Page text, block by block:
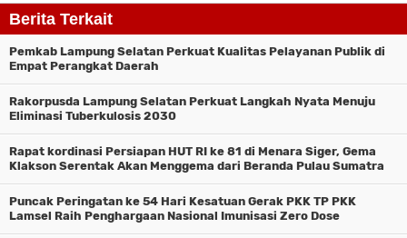
Berita Terkait
Pemkab Lampung Selatan Perkuat Kualitas Pelayanan Publik di
Empat Perangkat Daerah
Rakorpusda Lampung Selatan Perkuat Langkah Nyata Menuju
Eliminasi Tuberkulosis 2030
Rapat kordinasi Persiapan HUT RI ke 81 di Menara Siger, Gema
Klakson Serentak Akan Menggema dari Beranda Pulau Sumatra
Puncak Peringatan ke 54 Hari Kesatuan Gerak PKK TP PKK
Lamsel Raih Penghargaan Nasional Imunisasi Zero Dose